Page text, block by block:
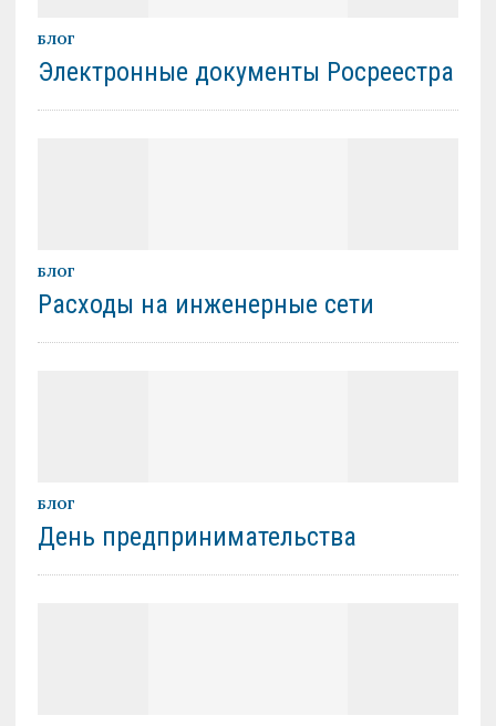
БЛОГ
Электронные документы Росреестра
БЛОГ
Расходы на инженерные сети
БЛОГ
День предпринимательства